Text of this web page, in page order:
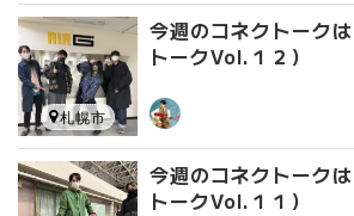
今週のコネクトーク
トークVol.１２）
札幌市
今週のコネクトーク
トークVol.１１）